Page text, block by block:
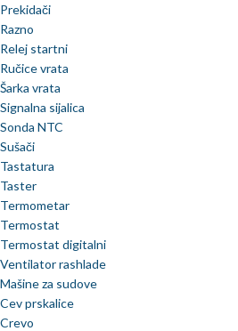
Prekidači
Razno
Relej startni
Ručice vrata
Šarka vrata
Signalna sijalica
Sonda NTC
Sušači
Tastatura
Taster
Termometar
Termostat
Termostat digitalni
Ventilator rashlade
Mašine za sudove
Cev prskalice
Crevo